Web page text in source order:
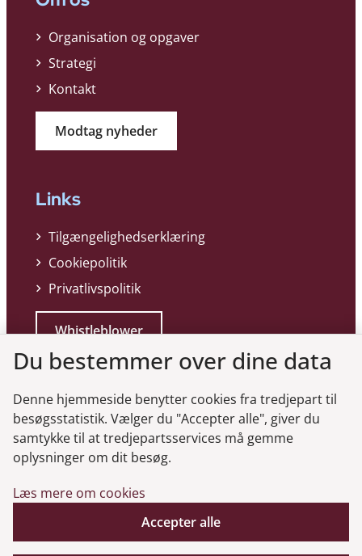
Organisation og opgaver
Strategi
Kontakt
Modtag nyheder
Links
Tilgængelighedserklæring
Cookiepolitik
Privatlivspolitik
Whistleblower
Genveje
Gå til virksomhedsregisteret
Gå til selskabsmeddelelser
Du bestemmer over dine data
Denne hjemmeside benytter cookies fra tredjepart til
besøgsstatistik. Vælger du "Accepter alle", giver du
samtykke til at tredjepartsservices må gemme
oplysninger om dit besøg.
Læs mere om cookies
Accepter alle